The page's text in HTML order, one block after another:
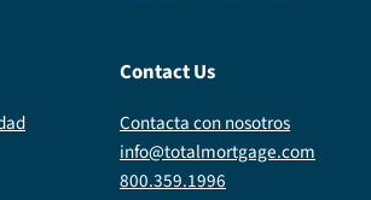
Contact Us
Contacta con nosotros
info@totalmortgage.com
800.359.1996